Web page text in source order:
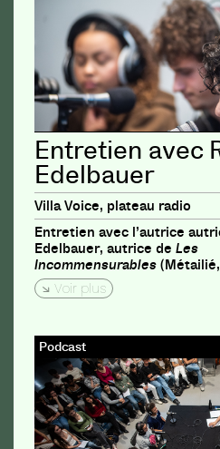
Entretien avec
Edelbauer
Villa Voice, plateau radio
Entretien avec l’autrice
Edelbauer, autrice de Les
Incommensurables
Voir plus
Podcast